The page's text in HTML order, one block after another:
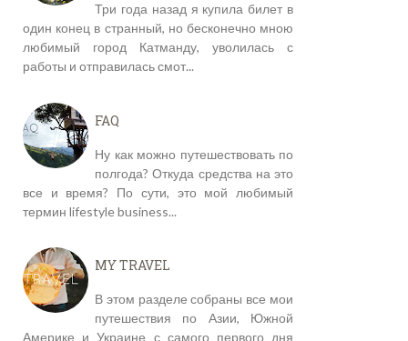
Три года назад я купила билет в
один конец в странный, но бесконечно мною
любимый город Катманду, уволилась с
работы и отправилась смот...
FAQ
Ну как можно путешествовать по
полгода? Откуда средства на это
все и время? По сути, это мой любимый
термин lifestyle business...
MY TRAVEL
В этом разделе собраны все мои
путешествия по Азии, Южной
Америке и Украине с самого первого дня